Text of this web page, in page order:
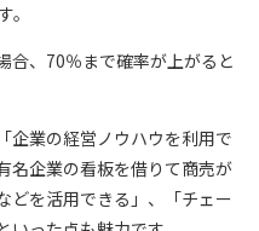
合、70％まで確率が上がると
企業の経営ノウハウを利用で
名企業の看板を借りて商売が
どを活用できる」、「チェー